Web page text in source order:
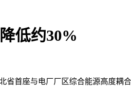
低约30%
首座与电厂厂区综合能源高度耦